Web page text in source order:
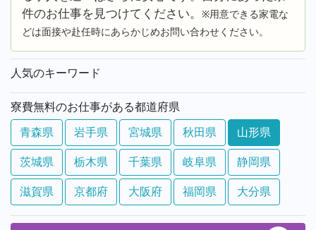
件のお仕事を見つけてください。
※用意できる家電な
どは面接や赴任時にあらかじめお問い合わせください。
人気のキーワード
寮費無料のお仕事がある都道府県
青森県 岩手県 宮城県 秋田県 山形県
茨城県 栃木県 千葉県 岐阜県 静岡県
滋賀県 京都府 大阪府 福岡県 大分県